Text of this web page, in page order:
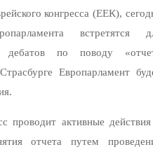
конгресса (ЕЕК),
встретятся
дебатов по поводу
Европарламент
проводит активные
отчета путем